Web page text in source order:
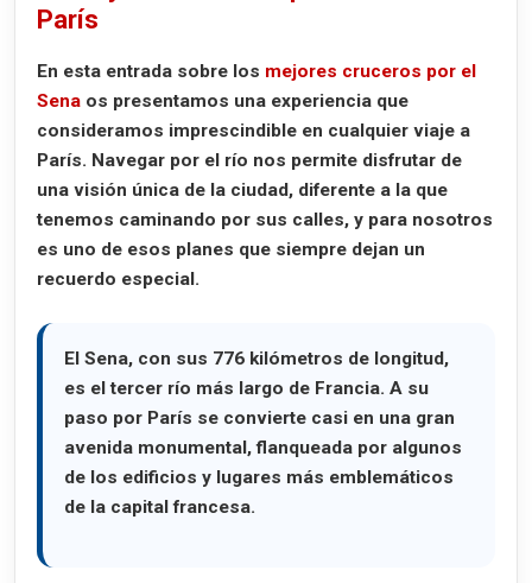
París
En esta entrada sobre los mejores cruceros por el
Sena os presentamos una experiencia que
consideramos imprescindible en cualquier viaje a
París. Navegar por el río nos permite disfrutar de
una visión única de la ciudad, diferente a la que
tenemos caminando por sus calles, y para nosotros
es uno de esos planes que siempre dejan un
recuerdo especial.
El Sena, con sus 776 kilómetros de longitud,
es el tercer río más largo de Francia. A su
paso por París se convierte casi en una gran
avenida monumental, flanqueada por algunos
de los edificios y lugares más emblemáticos
de la capital francesa.